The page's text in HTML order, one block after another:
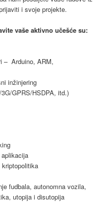
i svoje projekte.
vaše aktivno učešće su:
– Arduino, ARM,
inžinjering
GPRS/HSDPA, itd.)
fudbala, autonomna vozila,
utopija i disutopija